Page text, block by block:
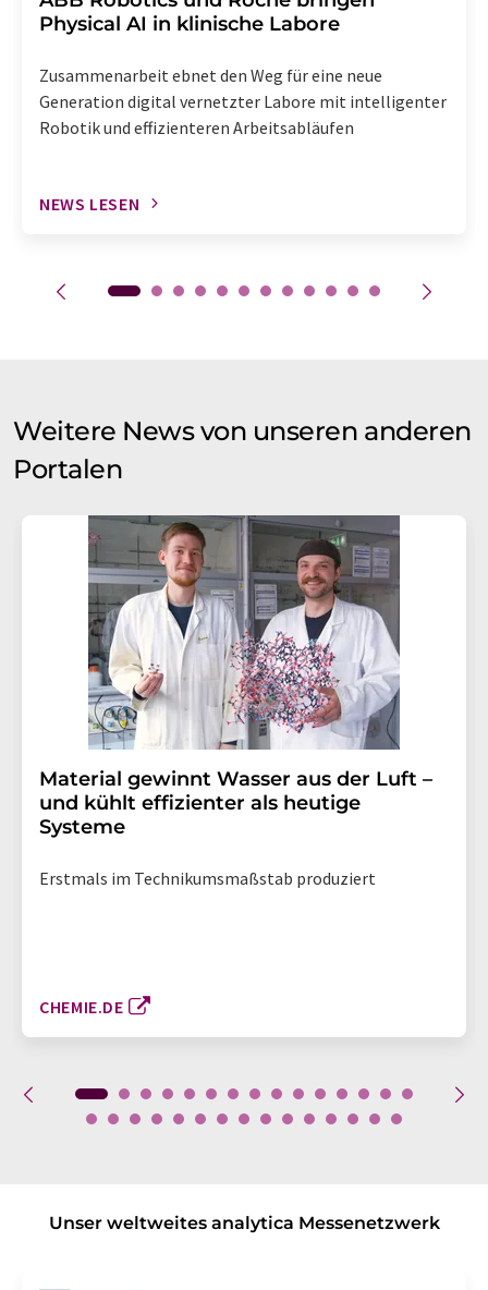
Physical AI in klinische Labore
Zusammenarbeit ebnet den Weg für eine neue
Generation digital vernetzter Labore mit intelligenter
Robotik und effizienteren Arbeitsabläufen
NEWS LESEN
Weitere News von unseren anderen
Portalen
Material gewinnt Wasser aus der Luft –
und kühlt effizienter als heutige
Systeme
Erstmals im Technikumsmaßstab produziert
CHEMIE.DE
Unser weltweites analytica Messenetzwerk